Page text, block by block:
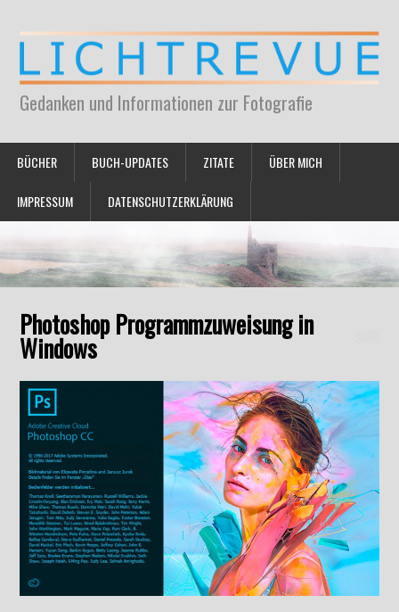
Gedanken und Informationen zur Fotografie
BÜCHER BUCH-UPDATES ZITATE ÜBER MICH
IMPRESSUM DATENSCHUTZERKLÄRUNG
Photoshop Programmzuweisung in
Windows